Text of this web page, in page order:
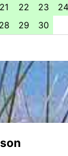
21 22 23 24
28 29 30